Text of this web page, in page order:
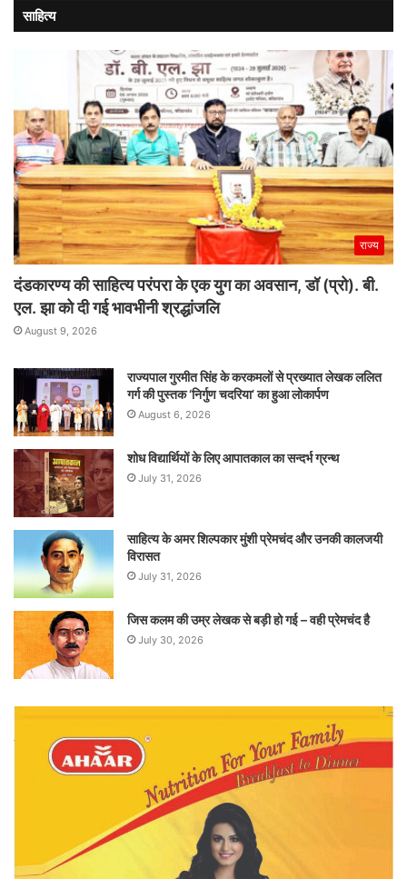
साहित्य
राज्य
दंडकारण्य की साहित्य परंपरा के एक युग का अवसान, डॉ (प्रो). बी.
एल. झा को दी गई भावभीनी श्रद्धांजलि
August 9, 2026
राज्यपाल गुरमीत सिंह के करकमलों से प्रख्यात लेखक ललित
गर्ग की पुस्तक ‘निर्गुण चदरिया’ का हुआ लोकार्पण
August 6, 2026
शोध विद्यार्थियों के लिए आपातकाल का सन्दर्भ ग्रन्थ
July 31, 2026
साहित्य के अमर शिल्पकार मुंशी प्रेमचंद और उनकी कालजयी
विरासत
July 31, 2026
जिस कलम की उम्र लेखक से बड़ी हो गई – वही प्रेमचंद है
July 30, 2026